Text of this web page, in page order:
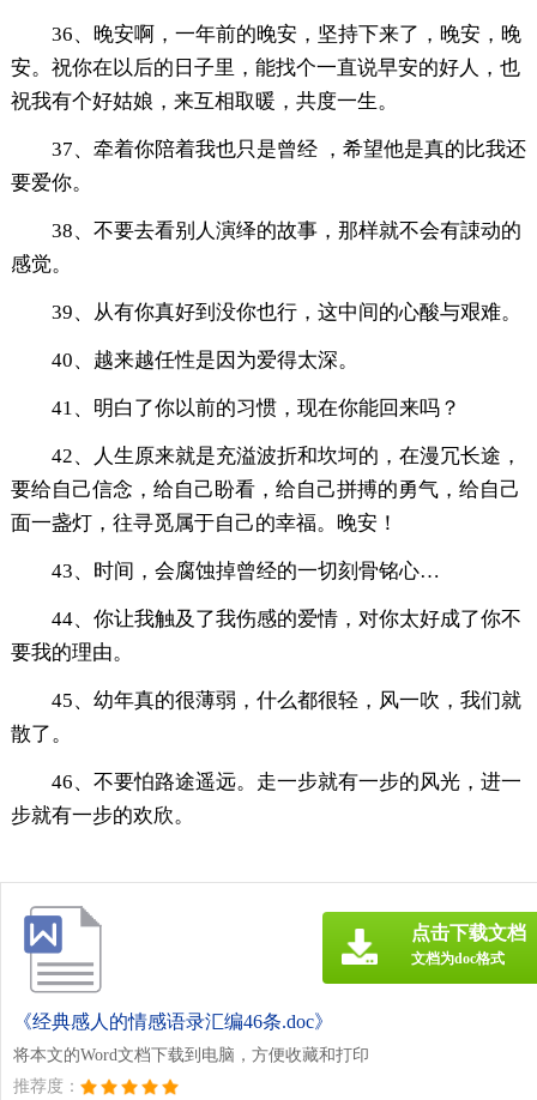
36、晚安啊，一年前的晚安，坚持下来了，晚安，晚
安。祝你在以后的日子里，能找个一直说早安的好人，也
祝我有个好姑娘，来互相取暖，共度一生。
37、牵着你陪着我也只是曾经 ，希望他是真的比我还
要爱你。
38、不要去看别人演绎的故事，那样就不会有誎动的
感觉。
39、从有你真好到没你也行，这中间的心酸与艰难。
40、越来越任性是因为爱得太深。
41、明白了你以前的习惯，现在你能回来吗？
42、人生原来就是充溢波折和坎坷的，在漫冗长途，
要给自己信念，给自己盼看，给自己拼搏的勇气，给自己
面一盏灯，往寻觅属于自己的幸福。晚安！
43、时间，会腐蚀掉曾经的一切刻骨铭心…
44、你让我触及了我伤感的爱情，对你太好成了你不
要我的理由。
45、幼年真的很薄弱，什么都很轻，风一吹，我们就
散了。
46、不要怕路途遥远。走一步就有一步的风光，进一
步就有一步的欢欣。
《经典感人的情感语录汇编46条.doc》
将本文的Word文档下载到电脑，方便收藏和打印
推荐度：
点击下载文档
文档为doc格式